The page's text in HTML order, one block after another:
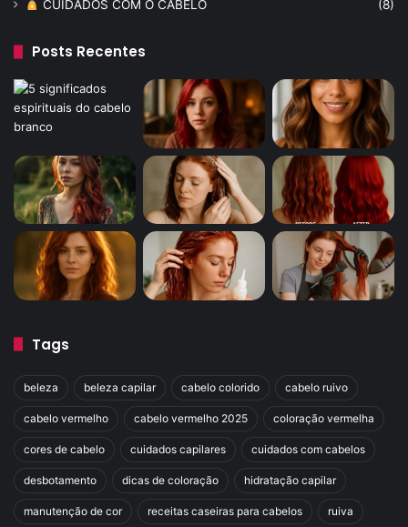
CUIDADOS COM O CABELO
(8)
Posts Recentes
Tags
beleza beleza capilar cabelo colorido cabelo ruivo
cabelo vermelho cabelo vermelho 2025 coloração vermelha
cores de cabelo cuidados capilares cuidados com cabelos
desbotamento dicas de coloração hidratação capilar
manutenção de cor receitas caseiras para cabelos ruiva